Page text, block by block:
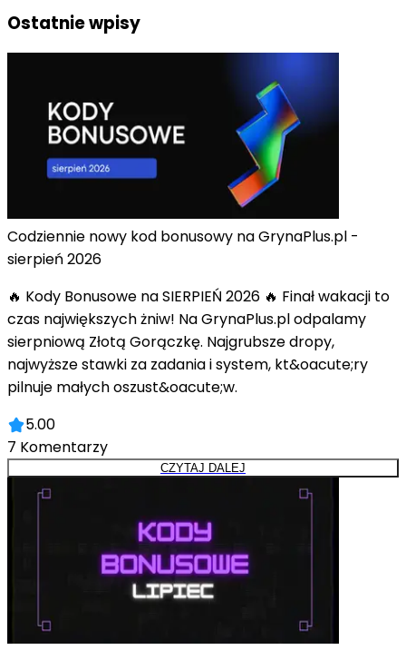
Ostatnie wpisy
Codziennie nowy kod bonusowy na GrynaPlus.pl -
sierpień 2026
🔥 Kody Bonusowe na SIERPIEŃ 2026 🔥 Finał wakacji to
czas największych żniw! Na GrynaPlus.pl odpalamy
sierpniową Złotą Gorączkę. Najgrubsze dropy,
najwyższe stawki za zadania i system, kt&oacute;ry
pilnuje małych oszust&oacute;w.
5.00
7 Komentarzy
CZYTAJ DALEJ